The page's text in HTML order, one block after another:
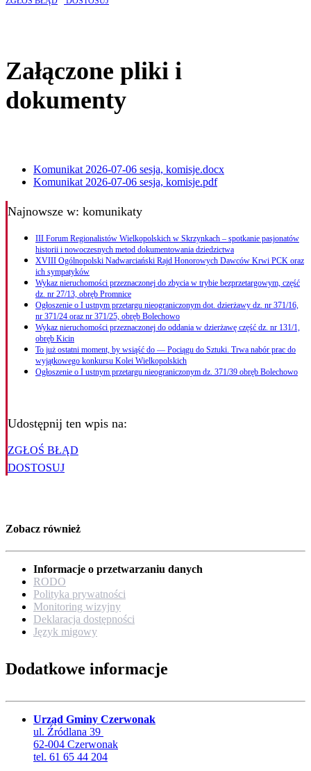
Załączone pliki i
dokumenty
Komunikat 2026-07-06 sesja, komisje.docx
Komunikat 2026-07-06 sesja, komisje.pdf
Najnowsze w: komunikaty
III Forum Regionalistów Wielkopolskich w Skrzynkach – spotkanie pasjonatów
historii i nowoczesnych metod dokumentowania dziedzictwa
XVIII Ogólnopolski Nadwarciański Rajd Honorowych Dawców Krwi PCK oraz
ich sympatyków
Wykaz nieruchomości przeznaczonej do zbycia w trybie bezprzetargowym, część
dz. nr 27/13, obręb Promnice
Ogłoszenie o I ustnym przetargu nieograniczonym dot. dzierżawy dz. nr 371/16,
nr 371/24 oraz nr 371/25, obręb Bolechowo
Wykaz nieruchomości przeznaczonej do oddania w dzierżawę część dz. nr 131/1,
obręb Kicin
To już ostatni moment, by wsiąść do — Pociągu do Sztuki. Trwa nabór prac do
wyjątkowego konkursu Kolei Wielkopolskich
Ogłoszenie o I ustnym przetargu nieograniczonym dz. 371/39 obręb Bolechowo
Udostępnij ten wpis na:
ZGŁOŚ BŁĄD
DOSTOSUJ
Zobacz również
Informacje o przetwarzaniu danych
RODO
Polityka prywatności
Monitoring wizyjny
Deklaracja dostępności
Język migowy
Dodatkowe informacje
Urząd Gminy Czerwonak
ul. Źródlana 39
62-004 Czerwonak
tel. 61 65 44 204